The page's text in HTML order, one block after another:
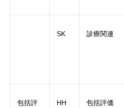
SK 診療関連
包括評
HH 包括評価